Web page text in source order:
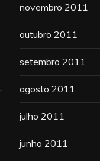
novembro 2011
outubro 2011
setembro 2011
agosto 2011
julho 2011
junho 2011